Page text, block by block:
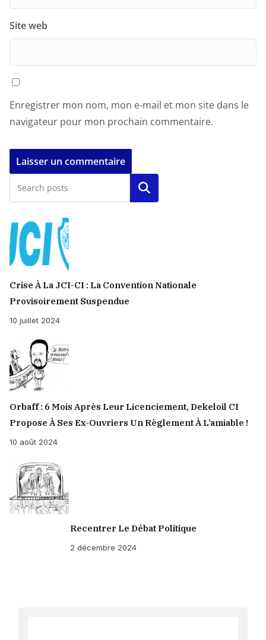
Site web
Enregistrer mon nom, mon e-mail et mon site dans le
navigateur pour mon prochain commentaire.
Rechercher
Crise À La JCI-CI : La Convention Nationale
Provisoirement Suspendue
10 juillet 2024
Orbaff : 6 Mois Après Leur Licenciement, Dekeloil CI
Propose À Ses Ex-Ouvriers Un Règlement À L’amiable !
10 août 2024
Recentrer Le Débat Politique
2 décembre 2024